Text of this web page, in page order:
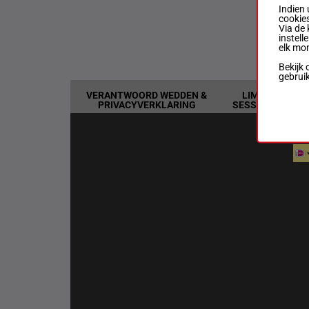
070
VERANTWOORD WEDDEN &
PRIVACYVERKLARING
LIMIETEN &
SESSIEDETAILS
Indien
Via de
elk
Bekijk